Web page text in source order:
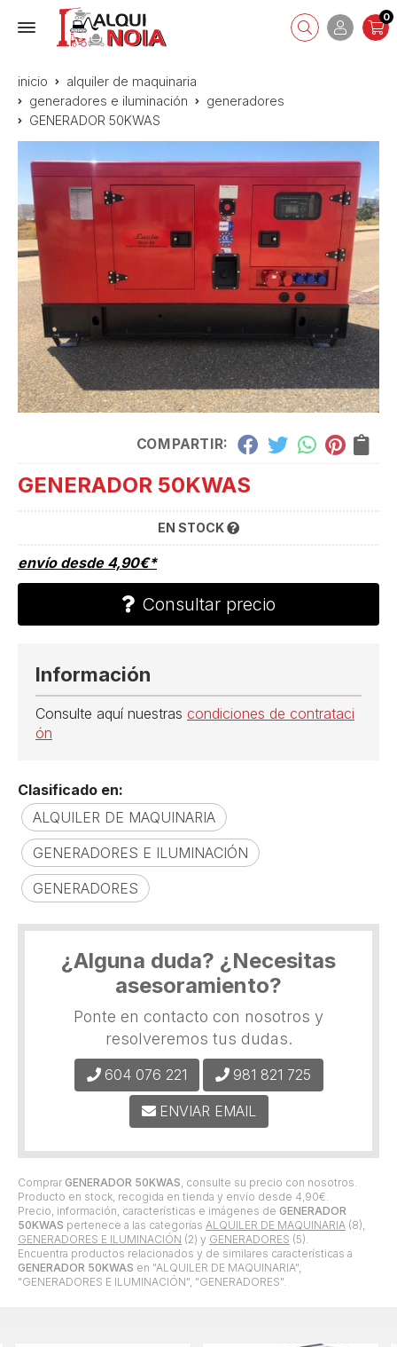
0
inicio
alquiler de maquinaria
generadores e iluminación
generadores
GENERADOR 50KWAS
COMPARTIR:
GENERADOR 50KWAS
EN STOCK
envío desde 4,90€*
Consultar precio
Comprar GENERADOR 50KWAS , consulte su precio con nosotros.
Producto en stock, recogida en tienda y envío desde 4,90€
Precio, información, características e imágenes de GENERADOR
50KWAS pertenece a las categorías ALQUILER DE MAQUINARIA (8),
GENERADORES E ILUMINACIÓN (2) y GENERADORES (5).
Encuentra productos relacionados y de similares características a
GENERADOR 50KWAS en "ALQUILER DE MAQUINARIA",
"GENERADORES E ILUMINACIÓN", "GENERADORES".
Información
Consulte aquí nuestras condiciones de contrataci
ón
Clasificado en:
ALQUILER DE MAQUINARIA
GENERADORES E ILUMINACIÓN
GENERADORES
¿Alguna duda? ¿Necesitas
asesoramiento?
Ponte en contacto con nosotros y
resolveremos tus dudas.
604 076 221 981 821 725
ENVIAR EMAIL